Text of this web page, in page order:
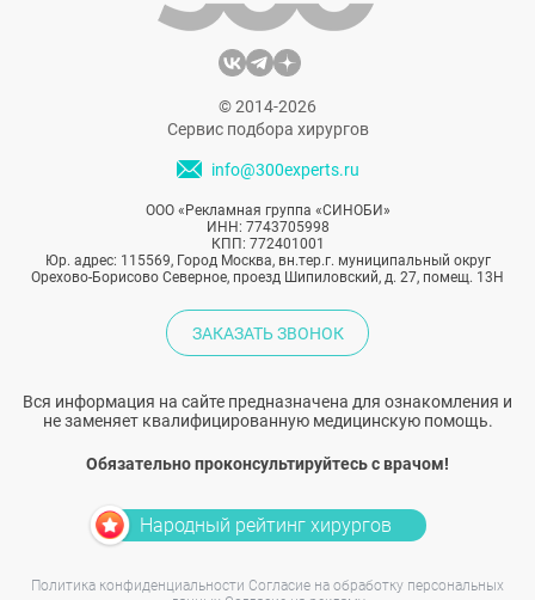
© 2014-2026
Сервис подбора хирургов
info@300experts.ru
ООО «Рекламная группа «СИНОБИ»
ИНН: 7743705998
КПП: 772401001
Юр. адрес: 115569, Город Москва, вн.тер.г. муниципальный округ
Орехово-Борисово Северное, проезд Шипиловский, д. 27, помещ. 13Н
ЗАКАЗАТЬ ЗВОНОК
Вся информация на сайте предназначена для ознакомления и
не заменяет квалифицированную медицинскую помощь.
Обязательно проконсультируйтесь с врачом!
Народный рейтинг хирургов
Политика конфиденциальности Согласие на обработку персональных